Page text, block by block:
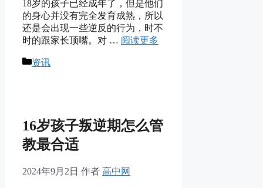
18岁的孩子已经成年了，但是他们
的身心并没有完全发育成熟，所以
还是会出现一些逆反的行为，时不
时的跟家长顶嘴。对 … 阅读更多
分
资讯
16岁孩子叛逆期怎么管
教最合适
2024年9月2日 作者 高中网